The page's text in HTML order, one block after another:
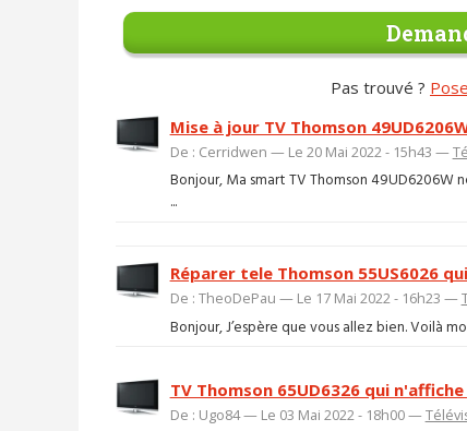
Pas trouvé ?
Mise à jour TV Thomson
De : Cerridwen — Le 20 Mai 2022 - 15h43 —
Bonjour, Ma smart TV Thomson 49UD6206W
...
Réparer tele Thomson 55US6026
De : TheoDePau — Le 17 Mai 2022 - 16h23 —
Bonjour, J’espère que vous allez bien. Voilà
TV Thomson 65UD6326 qui
De : Ugo84 — Le 03 Mai 2022 - 18h00 —